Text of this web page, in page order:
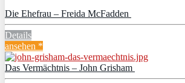
Die Ehefrau – Freida McFadden
Details
ansehen *
Das Vermächtnis – John Grisham